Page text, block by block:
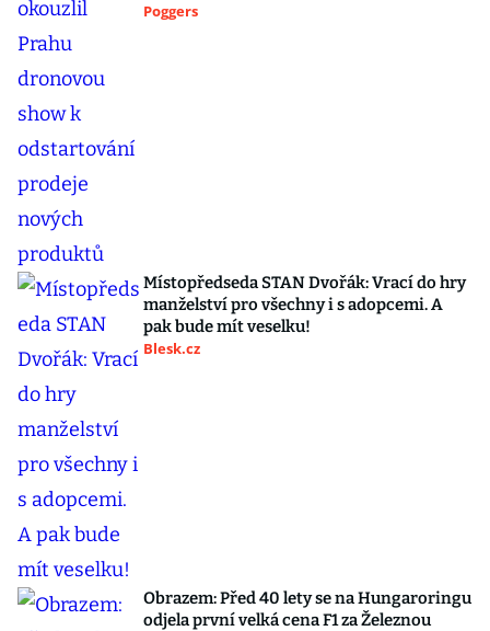
Poggers
Místopředseda STAN Dvořák: Vrací do hry
manželství pro všechny i s adopcemi. A
pak bude mít veselku!
Blesk.cz
Obrazem: Před 40 lety se na Hungaroringu
odjela první velká cena F1 za Železnou